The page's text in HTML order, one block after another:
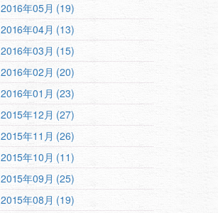
2016年05月 (19)
2016年04月 (13)
2016年03月 (15)
2016年02月 (20)
2016年01月 (23)
2015年12月 (27)
2015年11月 (26)
2015年10月 (11)
2015年09月 (25)
2015年08月 (19)